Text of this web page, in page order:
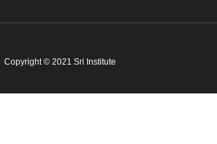
Copyright © 2021 Sri Institute